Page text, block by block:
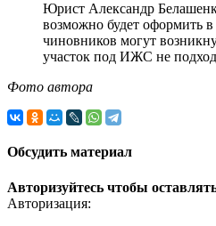
Юрист Александр
возможно будет оформить
чиновников могут
участок под ИЖС не
Фото автора
Обсудить материал
Авторизуйтесь чтобы
Авторизация: